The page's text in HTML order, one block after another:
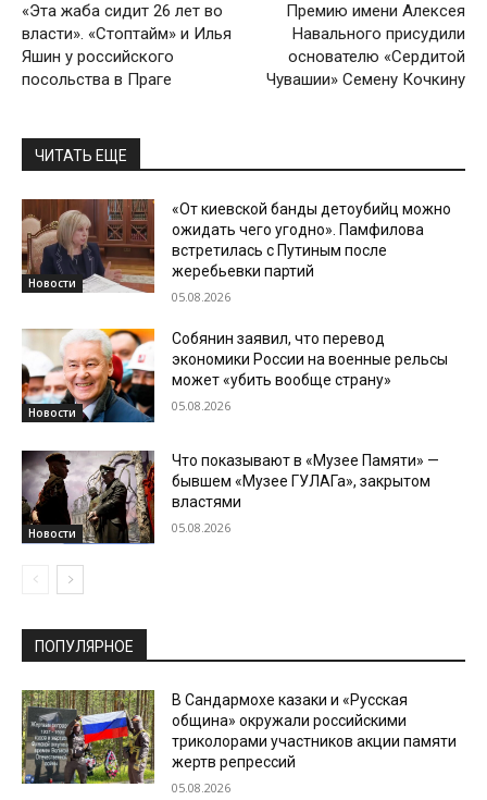
«Эта жаба сидит 26 лет во
власти». «Стоптайм» и Илья
Яшин у российского
посольства в Праге
Премию имени Алексея
Навального присудили
основателю «Сердитой
Чувашии» Семену Кочкину
ЧИТАТЬ ЕЩЕ
Новости
«От киевской банды детоубийц можно
ожидать чего угодно». Памфилова
встретилась с Путиным после
жеребьевки партий
05.08.2026
Новости
Собянин заявил, что перевод
экономики России на военные рельсы
может «убить вообще страну»
05.08.2026
Новости
Что показывают в «Музее Памяти» —
бывшем «Музее ГУЛАГа», закрытом
властями
05.08.2026
ПОПУЛЯРНОЕ
В Сандармохе казаки и «Русская
община» окружали российскими
триколорами участников акции памяти
жертв репрессий
05.08.2026